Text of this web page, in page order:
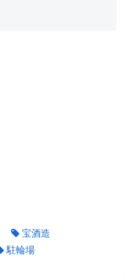
宝酒造
駐輪場